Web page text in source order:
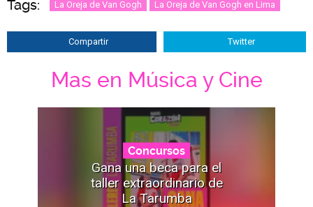
Tags: La Oreja de Van Gogh La Oreja de Van Gogh en Lima
Compartir Twitter
Mas en Música y Cine
Concursos
Gana una beca para el
taller extraordinario de
La Tarumba